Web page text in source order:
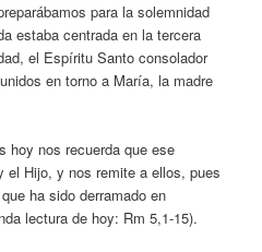
para la solemnidad
estaba centrada en la tercera
el Espíritu Santo consolador
en torno a María, la madre
hoy nos recuerda que ese
el Hijo, y nos remite a ellos, pues
ha sido derramado en
lectura de hoy: Rm 5,1-15).